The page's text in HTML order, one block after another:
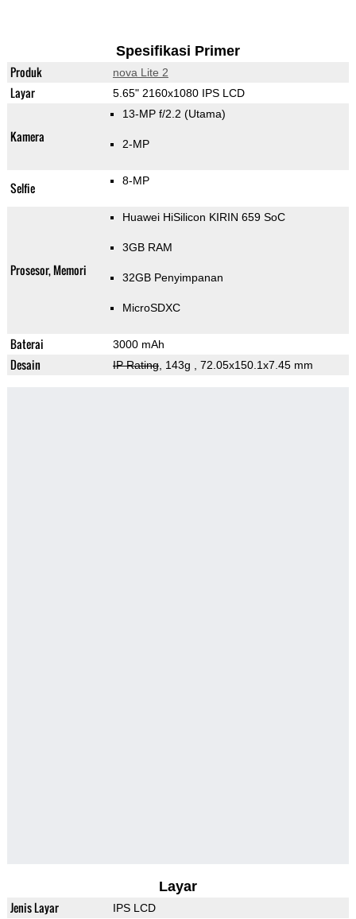
Spesifikasi Primer
Produk nova Lite 2
Layar 5.65" 2160x1080 IPS LCD
Kamera
13-MP f/2.2 (Utama)
2-MP
Selfie 8-MP
Prosesor, Memori
Huawei HiSilicon KIRIN 659 SoC
3GB RAM
32GB Penyimpanan
MicroSDXC
Baterai 3000 mAh
Desain IP Rating, 143g , 72.05x150.1x7.45 mm
Layar
Jenis Layar IPS LCD